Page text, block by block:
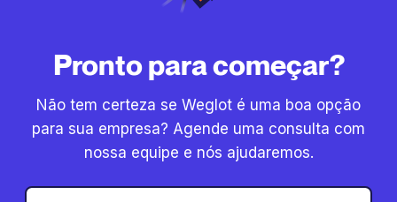
Pronto para começar?
Não tem certeza se Weglot é uma boa opção
para sua empresa? Agende uma consulta com
nossa equipe e nós ajudaremos.